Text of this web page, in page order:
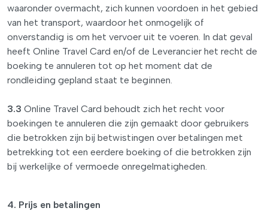
waaronder overmacht, zich kunnen voordoen in het gebied
van het transport, waardoor het onmogelijk of
onverstandig is om het vervoer uit te voeren. In dat geval
heeft Online Travel Card en/of de Leverancier het recht de
boeking te annuleren tot op het moment dat de
rondleiding gepland staat te beginnen.
3.3 Online Travel Card behoudt zich het recht voor
boekingen te annuleren die zijn gemaakt door gebruikers
die betrokken zijn bij betwistingen over betalingen met
betrekking tot een eerdere boeking of die betrokken zijn
bij werkelijke of vermoede onregelmatigheden.
4. Prijs en betalingen